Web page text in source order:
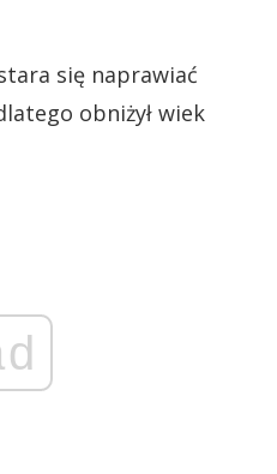
się naprawiać
obniżył wiek